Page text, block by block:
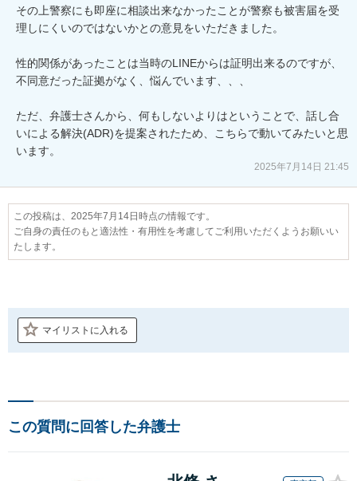
その上警察にも即座に相談出来なかったことが警察も被害届を受
理しにくいのではないかとの意見をいただきました。
性的関係があったことは当時のLINEからは証明出来るのですが、
不同意だった証拠がなく、悩んでいます、、、
ただ、弁護士さんから、何もしないよりはということで、話し合
いによる解決(ADR)を提案されたため、こちらで動いてみたいと思
います。
2025年7月14日 21:45
この投稿は、2025年7月14日時点の情報です。
ご自身の責任のもと適法性・有用性を考慮してご利用いただくようお願いい
たします。
マイリストに入れる
この質問に回答した弁護士